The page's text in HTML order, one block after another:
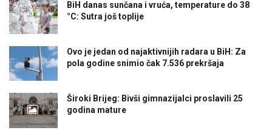
BiH danas sunčana i vruća, temperature do 38
°C: Sutra još toplije
Ovo je jedan od najaktivnijih radara u BiH: Za
pola godine snimio čak 7.536 prekršaja
Široki Brijeg: Bivši gimnazijalci proslavili 25
godina mature